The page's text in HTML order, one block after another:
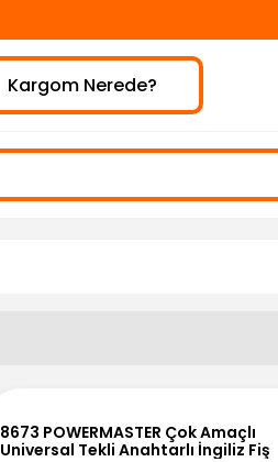
Kargom Nerede?
8673 POWERMASTER Çok Amaçlı
Universal Tekli Anahtarlı İngiliz Fiş